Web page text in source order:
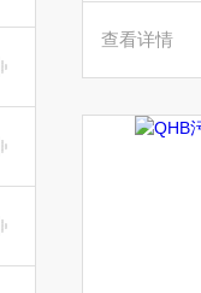
查看详情